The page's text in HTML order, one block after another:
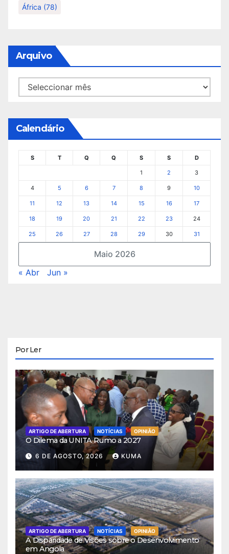
África (78)
Arquivo
Arquivo
Calendário
Maio 2026
S T Q Q S S D
1 2 3
4 5 6 7 8 9 10
11 12 13 14 15 16 17
18 19 20 21 22 23 24
25 26 27 28 29 30 31
« Abr Jun »
Por Ler
ARTIGO DE ABERTURA NOTÍCIAS OPINIÃO
O Dilema da UNITA Rumo a 2027
6 DE AGOSTO, 2026 KUMA
ARTIGO DE ABERTURA NOTÍCIAS OPINIÃO
A Disparidade de Visões sobre o Desenvolvimento
em Angola